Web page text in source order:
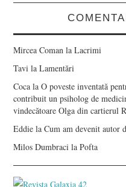
Mircea Coman laLacrimi
Tavi laLamentări
Coca laO poveste inventată
contribuit un psiholog de
vindecătoare Olga din cartierul
Eddie laCum am devenit autor
Milos Dumbraci laPofta